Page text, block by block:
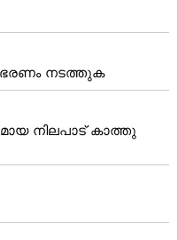
നടത്തുക
നിലപാട്‌ കാത്തു